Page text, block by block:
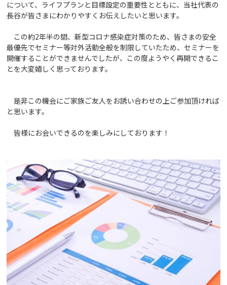
について、ライフプランと目標設定の重要性とともに、当社代表の
長谷が皆さまにわかりやすくお伝えしたいと思います。
この約2年半の間、新型コロナ感染症対策のため、皆さまの安全
最優先でセミナー等対外活動全般を制限していたため、セミナーを
開催することができませんでしたが、この度ようやく再開できるこ
とを大変嬉しく思っております。
是非この機会にご家族ご友人をお誘い合わせの上ご参加頂ければ
と思います。
皆様にお会いできるのを楽しみにしております！